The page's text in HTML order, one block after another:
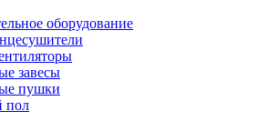
оборудование
завесы
пушки
пол